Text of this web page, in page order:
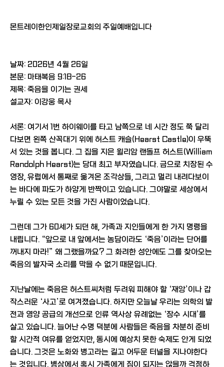
몬트레이한인제일장로교회의 주일예배입니다
날짜: 2026년 4월 26일
본문: 마태복음 9:18-26
제목: 죽음을 이기는 권세
설교자: 이강웅 목사
서론: 여기서 1번 하이웨이를 타고 남쪽으로 네 시간 정도 쭉 달리
다보면 왼쪽 산꼭대기 위에 허스트 캐슬(Hearst Castle)이 우뚝
서 있는 것을 봅니다. 그 집을 지은 윌리암 랜돌프 허스트(William
Randolph Hearst)는 당대 최고 부자였습니다. 금으로 치장된 수
영장, 유럽에서 통째로 옮겨온 조각상들, 그리고 멀리 내려다보이
는 바다에 파도가 하얗게 반짝이고 있습니다. 그야말로 세상에서
누릴 수 있는 모든 것을 가진 사람이었습니다.
그런데 그가 60세가 되던 해, 가족과 지인들에게 한 가지 명령을
내립니다. “앞으로 내 앞에서는 농담이라도 ‘죽음’이라는 단어를
꺼내지 마라!” 왜 그랬을까요? 그 화려한 성안에도 그를 찾아오는
죽음의 발자국 소리를 막을 수 없기 때문입니다.
지난날에는 죽음은 허스트씨처럼 두려워 피해야 할 ‘재앙’이나 갑
작스러운 ‘사고’로 여겨졌습니다. 하지만 오늘날 우리는 의학의 발
전과 영양 공급의 개선으로 인류 역사상 유례없는 ‘장수 시대’를
살고 있습니다. 늘어난 수명 덕분에 사람들은 죽음을 차분히 준비
할 시간적 여유를 얻었지만, 동시에 예상치 못한 숙제도 안게 되었
습니다. 그것은 노화와 병고라는 길고 어두운 터널을 지나야한다
는 것입니다. 병상에서 혹시 가족에게 짐이 되지는 않을까 걱정하